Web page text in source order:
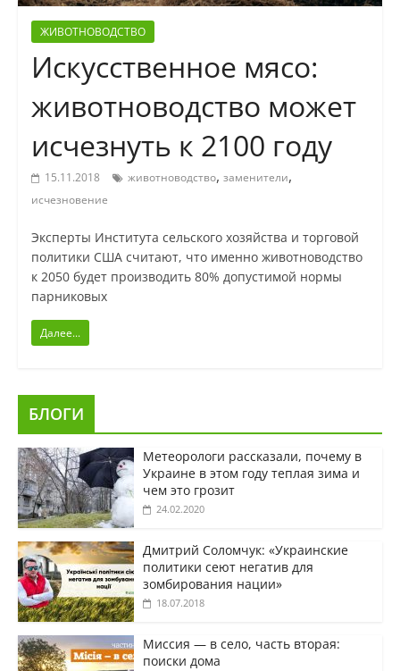
ЖИВОТНОВОДСТВО
Искусственное мясо:
животноводство может
исчезнуть к 2100 году
15.11.2018 животноводство, заменители,
исчезновение
Эксперты Института сельского хозяйства и торговой
политики США считают, что именно животноводство
к 2050 будет производить 80% допустимой нормы
парниковых
Далее...
БЛОГИ
Метеорологи рассказали, почему в
Украине в этом году теплая зима и
чем это грозит
24.02.2020
Дмитрий Соломчук: «Украинские
политики сеют негатив для
зомбирования нации»
18.07.2018
Миссия — в село, часть вторая:
поиски дома